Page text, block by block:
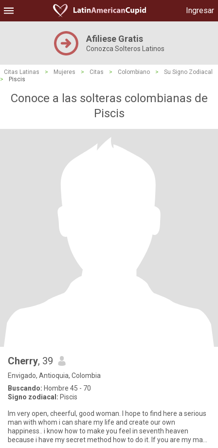
Ingresar
Afiliese Gratis
Conozca Solteros Latinos
Citas Latinas > Mujeres > Citas > Colombiano >
Su Signo Zodiacal
>
Piscis
Conoce a las solteras colombianas de
Piscis
Cherry, 39
Envigado, Antioquia, Colombia
Buscando: Hombre 45 - 70
Signo zodiacal: Piscis
Im very open, cheerful, good woman. I hope to find here a serious
man with whom i can share my life and create our own
happiness.. i know how to make you feel in seventh heaven
because i have my secret method how to do it. If you are my man i